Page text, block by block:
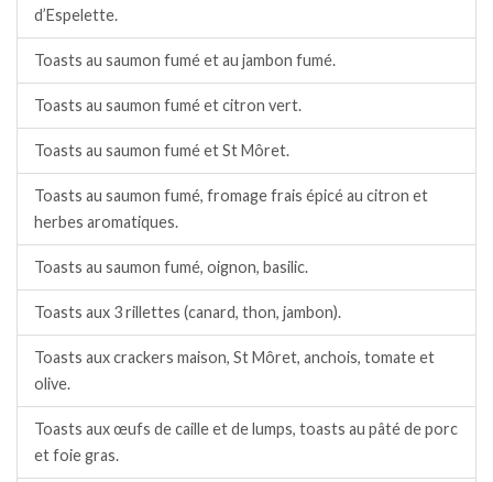
d’Espelette.
Toasts au saumon fumé et au jambon fumé.
Toasts au saumon fumé et citron vert.
Toasts au saumon fumé et St Môret.
Toasts au saumon fumé, fromage frais épicé au citron et
herbes aromatiques.
Toasts au saumon fumé, oignon, basilic.
Toasts aux 3 rillettes (canard, thon, jambon).
Toasts aux crackers maison, St Môret, anchois, tomate et
olive.
Toasts aux œufs de caille et de lumps, toasts au pâté de porc
et foie gras.